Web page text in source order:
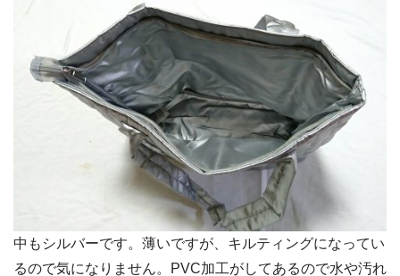
中もシルバーです。薄いですが、キルティングになってい
るので気になりません。PVC加工がしてあるので水や汚れ